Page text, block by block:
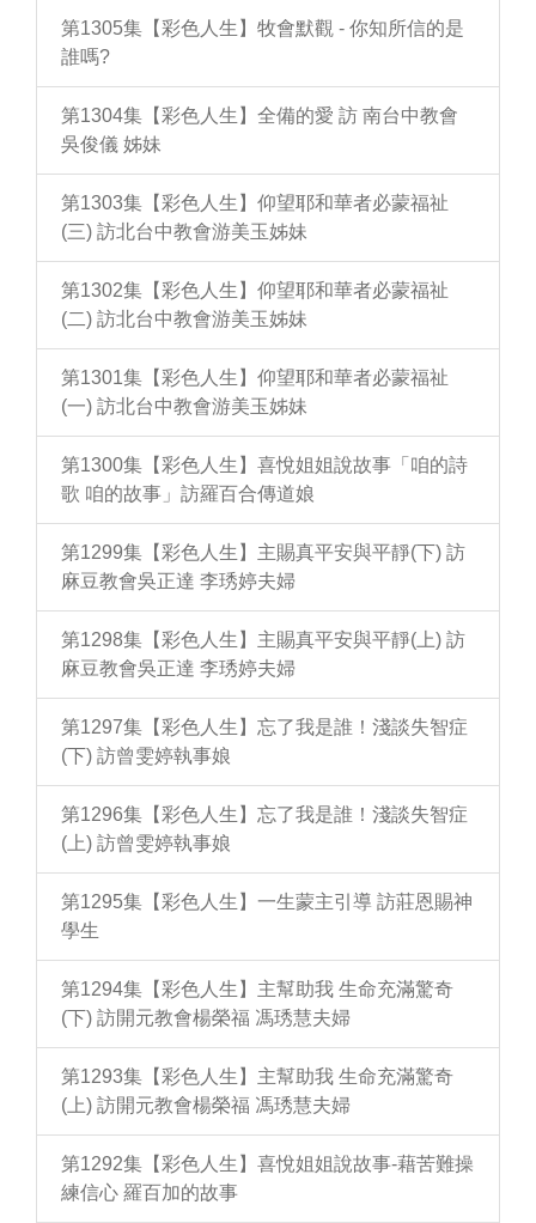
第1305集【彩色人生】牧會默觀 - 你知所信的是
誰嗎?
第1304集【彩色人生】全備的愛 訪 南台中教會
吳俊儀 姊妹
第1303集【彩色人生】仰望耶和華者必蒙福祉
(三) 訪北台中教會游美玉姊妹
第1302集【彩色人生】仰望耶和華者必蒙福祉
(二) 訪北台中教會游美玉姊妹
第1301集【彩色人生】仰望耶和華者必蒙福祉
(一) 訪北台中教會游美玉姊妹
第1300集【彩色人生】喜悅姐姐說故事「咱的詩
歌 咱的故事」訪羅百合傳道娘
第1299集【彩色人生】主賜真平安與平靜(下) 訪
麻豆教會吳正達 李琇婷夫婦
第1298集【彩色人生】主賜真平安與平靜(上) 訪
麻豆教會吳正達 李琇婷夫婦
第1297集【彩色人生】忘了我是誰！淺談失智症
(下) 訪曾雯婷執事娘
第1296集【彩色人生】忘了我是誰！淺談失智症
(上) 訪曾雯婷執事娘
第1295集【彩色人生】一生蒙主引導 訪莊恩賜神
學生
第1294集【彩色人生】主幫助我 生命充滿驚奇
(下) 訪開元教會楊榮福 馮琇慧夫婦
第1293集【彩色人生】主幫助我 生命充滿驚奇
(上) 訪開元教會楊榮福 馮琇慧夫婦
第1292集【彩色人生】喜悅姐姐說故事-藉苦難操
練信心 羅百加的故事